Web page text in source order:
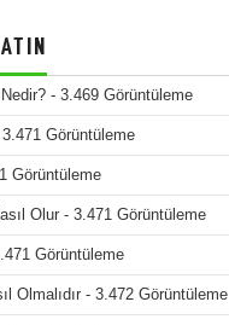
- 3.469 Görüntüleme
Görüntüleme
Görüntüleme
Olur - 3.471 Görüntüleme
Görüntüleme
Olmalıdır - 3.472 Görüntüleme